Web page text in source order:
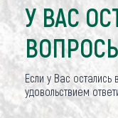
У ВАС
Если у Вас
удовольствием